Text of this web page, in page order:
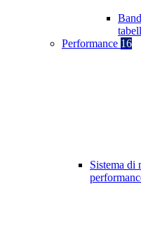
Performance 16
Sistema di